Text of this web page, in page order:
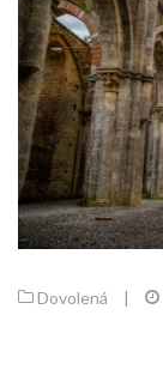
Dovolená |